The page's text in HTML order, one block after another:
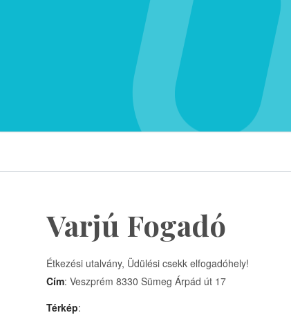
Varjú Fogadó
Étkezési utalvány, Üdülési csekk elfogadóhely!
Cím: Veszprém 8330 Sümeg Árpád út 17
Térkép: